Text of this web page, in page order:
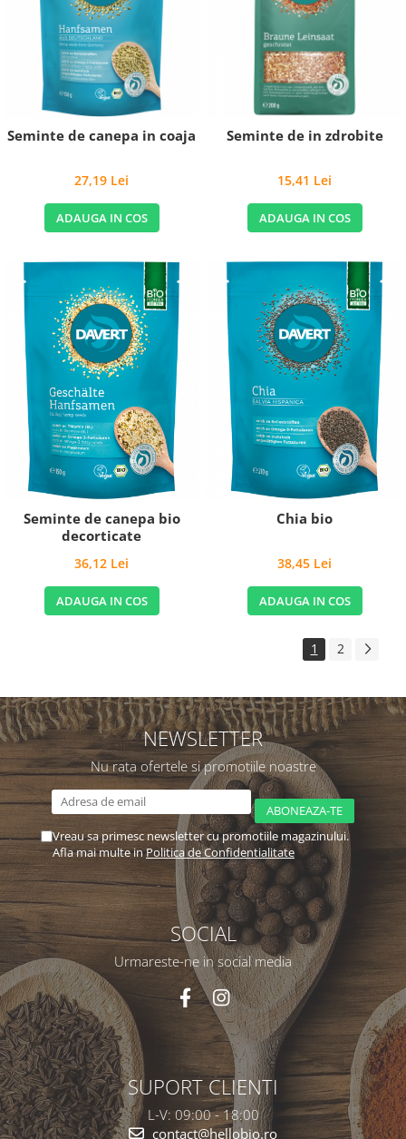
Seminte de canepa in coaja
27,19 Lei
ADAUGA IN COS
Seminte de in zdrobite
15,41 Lei
ADAUGA IN COS
Seminte de canepa bio
decorticate
36,12 Lei
ADAUGA IN COS
Chia bio
38,45 Lei
ADAUGA IN COS
1 2
NEWSLETTER
Nu rata ofertele si promotiile noastre
Vreau sa primesc newsletter cu promotiile magazinului.
Afla mai multe inPolitica de Confidentialitate
SOCIAL
Urmareste-ne in social media
SUPORT CLIENTI
L-V: 09:00 - 18:00
contact@hellobio.ro